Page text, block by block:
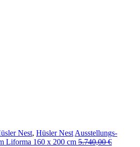
Nest, Hüsler Nest Ausstellungs-
Liforma 160 x 200 cm 5.740,00€